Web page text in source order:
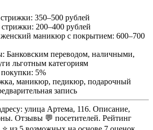
350–500 рублей
200–400 рублей
маникюр с покрытием: 600–700
Банковским переводом, наличными,
льготным категориям
5%
маникюр, педикюр, подарочный
запись
улица Артема, 116. Описание,
Отзывы 💬 посетителей. Рейтинг